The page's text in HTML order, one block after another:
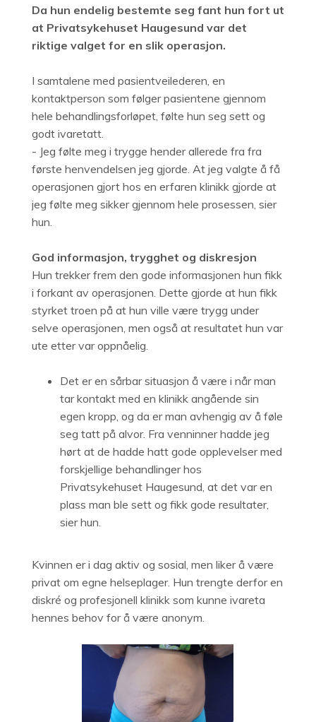
Da hun endelig bestemte seg fant hun fort ut
at Privatsykehuset Haugesund var det
riktige valget for en slik operasjon.
I samtalene med pasientveilederen, en
kontaktperson som følger pasientene gjennom
hele behandlingsforløpet, følte hun seg sett og
godt ivaretatt.
- Jeg følte meg i trygge hender allerede fra fra
første henvendelsen jeg gjorde. At jeg valgte å få
operasjonen gjort hos en erfaren klinikk gjorde at
jeg følte meg sikker gjennom hele prosessen, sier
hun.
God informasjon, trygghet og diskresjon
Hun trekker frem den gode informasjonen hun fikk
i forkant av operasjonen. Dette gjorde at hun fikk
styrket troen på at hun ville være trygg under
selve operasjonen, men også at resultatet hun var
ute etter var oppnåelig.
Det er en sårbar situasjon å være i når man
tar kontakt med en klinikk angående sin
egen kropp, og da er man avhengig av å føle
seg tatt på alvor. Fra venninner hadde jeg
hørt at de hadde hatt gode opplevelser med
forskjellige behandlinger hos
Privatsykehuset Haugesund, at det var en
plass man ble sett og fikk gode resultater,
sier hun.
Kvinnen er i dag aktiv og sosial, men liker å være
privat om egne helseplager. Hun trengte derfor en
diskré og profesjonell klinikk som kunne ivareta
hennes behov for å være anonym.